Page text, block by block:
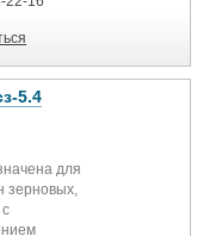
и
5.4
для
зерновых,